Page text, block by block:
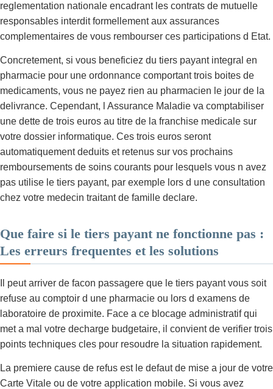
reglementation nationale encadrant les contrats de mutuelle
responsables interdit formellement aux assurances
complementaires de vous rembourser ces participations d Etat.
Concretement, si vous beneficiez du tiers payant integral en
pharmacie pour une ordonnance comportant trois boites de
medicaments, vous ne payez rien au pharmacien le jour de la
delivrance. Cependant, l Assurance Maladie va comptabiliser
une dette de trois euros au titre de la franchise medicale sur
votre dossier informatique. Ces trois euros seront
automatiquement deduits et retenus sur vos prochains
remboursements de soins courants pour lesquels vous n avez
pas utilise le tiers payant, par exemple lors d une consultation
chez votre medecin traitant de famille declare.
Que faire si le tiers payant ne fonctionne pas :
Les erreurs frequentes et les solutions
Il peut arriver de facon passagere que le tiers payant vous soit
refuse au comptoir d une pharmacie ou lors d examens de
laboratoire de proximite. Face a ce blocage administratif qui
met a mal votre decharge budgetaire, il convient de verifier trois
points techniques cles pour resoudre la situation rapidement.
La premiere cause de refus est le defaut de mise a jour de votre
Carte Vitale ou de votre application mobile. Si vous avez